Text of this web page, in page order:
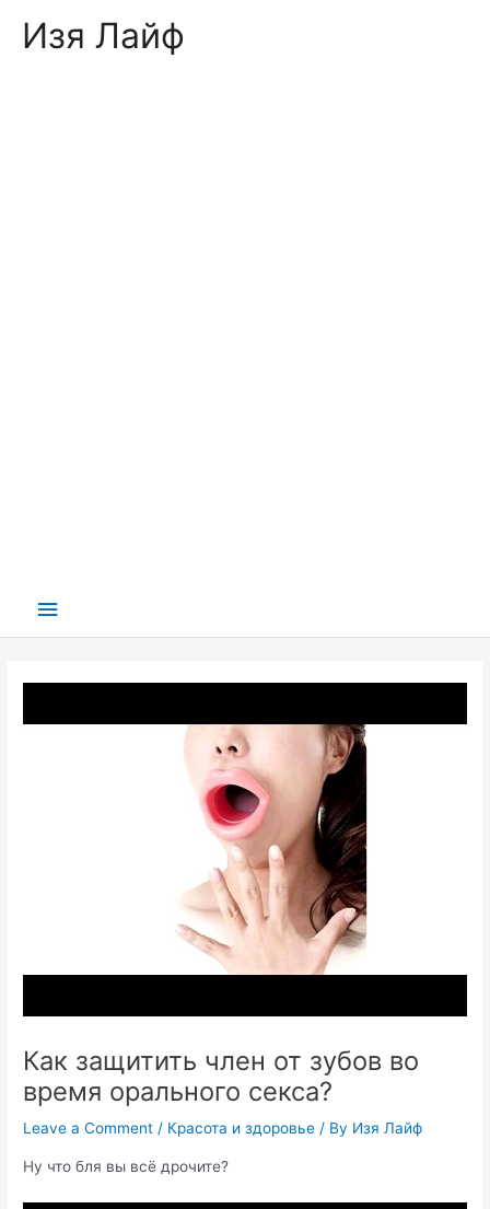
Изя Лайф
Main
Как защитить член от зубов во
время орального секса?
Leave a Comment / Красота и здоровье / By Изя Лайф
Ну что бля вы всё дрочите?